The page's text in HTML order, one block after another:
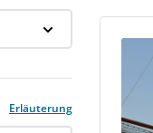
Erläuterung